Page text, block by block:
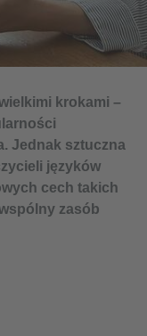
krokami –
Jednak sztuczna
języków
cech takich
zasób